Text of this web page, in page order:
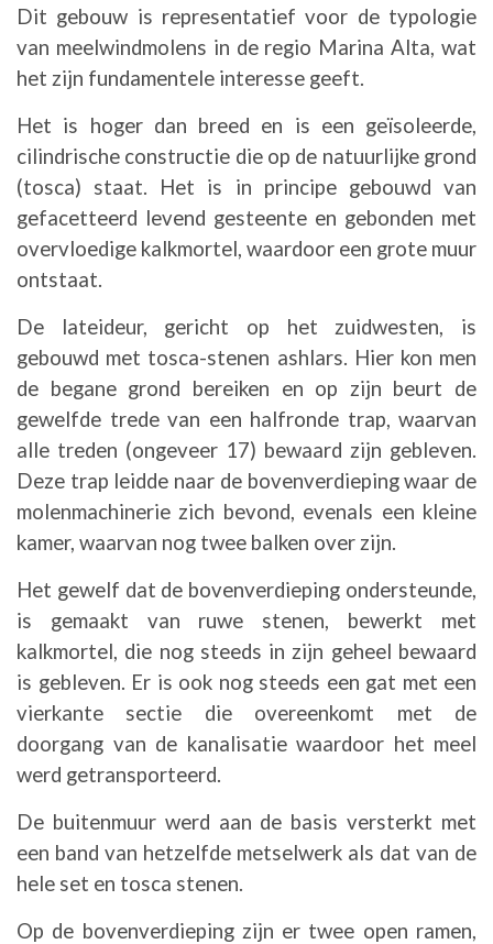
Dit gebouw is representatief voor de typologie
van meelwindmolens in de regio Marina Alta, wat
het zijn fundamentele interesse geeft.
Het is hoger dan breed en is een geïsoleerde,
cilindrische constructie die op de natuurlijke grond
(tosca) staat. Het is in principe gebouwd van
gefacetteerd levend gesteente en gebonden met
overvloedige kalkmortel, waardoor een grote muur
ontstaat.
De lateideur, gericht op het zuidwesten, is
gebouwd met tosca-stenen ashlars. Hier kon men
de begane grond bereiken en op zijn beurt de
gewelfde trede van een halfronde trap, waarvan
alle treden (ongeveer 17) bewaard zijn gebleven.
Deze trap leidde naar de bovenverdieping waar de
molenmachinerie zich bevond, evenals een kleine
kamer, waarvan nog twee balken over zijn.
Het gewelf dat de bovenverdieping ondersteunde,
is gemaakt van ruwe stenen, bewerkt met
kalkmortel, die nog steeds in zijn geheel bewaard
is gebleven. Er is ook nog steeds een gat met een
vierkante sectie die overeenkomt met de
doorgang van de kanalisatie waardoor het meel
werd getransporteerd.
De buitenmuur werd aan de basis versterkt met
een band van hetzelfde metselwerk als dat van de
hele set en tosca stenen.
Op de bovenverdieping zijn er twee open ramen,